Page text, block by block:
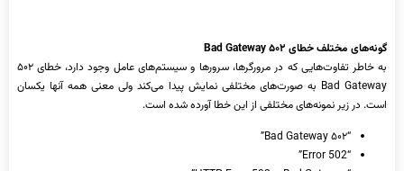
گونه‌های مختلف خطای ۵۰۲ Bad Gateway
به خاطر تفاوت‌هایی که در مرورگرها، سرورها و سیستم‌های عامل وجود دارد، خطای ۵۰۲
Bad Gateway به صورت‌های مختلفی نمایش پیدا می‌کند ولی معنی همه آنها یکسان
است. در زیر نمونه‌های مختلفی از این خطا آورده شده است.
“۵۰۲ Bad Gateway”
“Error 502”